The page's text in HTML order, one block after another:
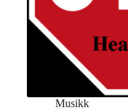
Musikk